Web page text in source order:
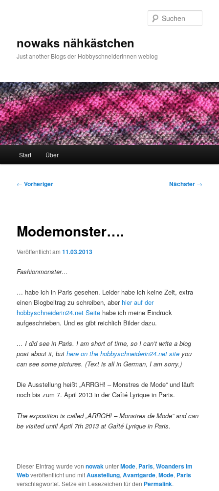
nowaks nähkästchen
Just another Blogs der Hobbyschneiderinnen weblog
Start Über
Beitragsnavigation
← Vorheriger Nächster →
Modemonster….
Veröffentlicht am11.03.2013
Fashionmonster…
… habe ich in Paris gesehen. Leider habe ich keine Zeit, extra
einen Blogbeitrag zu schreiben, aber hier auf der
hobbyschneiderin24.net Seite habe ich meine Eindrück
aufgeschrieben. Und es gibt reichlich Bilder dazu.
… I did see in Paris. I am short of time, so I can’t write a blog
post about it, buthere on the hobbyschneiderin24.net site you
can see some pictures. (Text is all in German, I am sorry.)
Die Ausstellung heißt „ARRGH! – Monstres de Mode“ und läuft
noch bis zum 7. April 2013 in der Gaîté Lyrique in Paris.
The exposition is called „ARRGH! – Monstres de Mode“ and can
be visited until April 7th 2013 at Gaîté Lyrique in Paris.
Dieser Eintrag wurde vonnowakunterMode, Paris,Woanders im
Webveröffentlicht und mitAusstellung,Avantgarde,Mode, Paris
verschlagwortet. Setze ein Lesezeichen für den Permalink.